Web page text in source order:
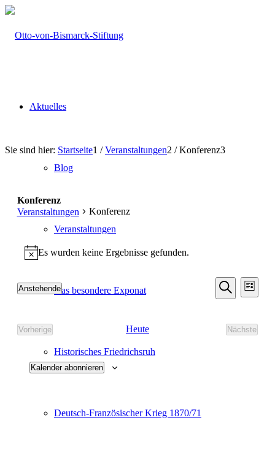
Aktuelles
Blog
Veranstaltungen
Das besondere Exponat
Historisches Friedrichsruh
Deutsch-Französischer Krieg 1870/71
Sie sind hier: Startseite1 / Veranstaltungen2 / Konferenz3
Konferenz
Veranstaltungen
Konferenz
Veranstaltungen
Hinweis
Es wurden keine Ergebnisse gefunden.
Such-
Suche
Liste
Anstehende
Vorherige
Veranstaltungen
Heute
Nächste
Kalender abonnieren